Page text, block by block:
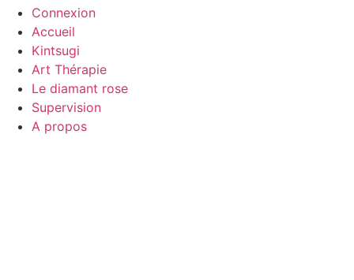
Connexion
Accueil
Kintsugi
Art Thérapie
Le diamant rose
Supervision
A propos